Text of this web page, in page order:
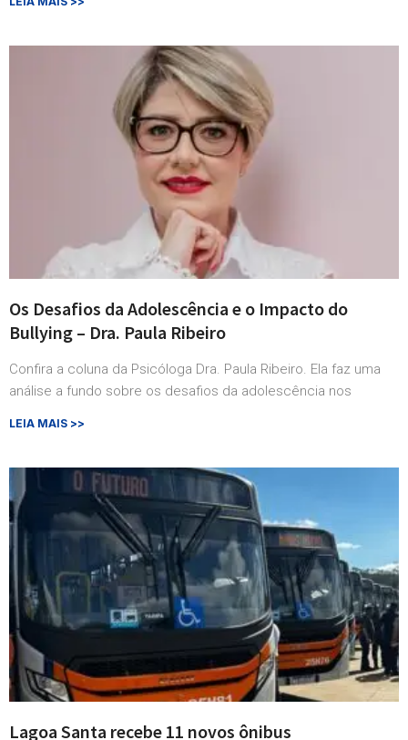
Os Desafios da Adolescência e o Impacto do
Bullying – Dra. Paula Ribeiro
Confira a coluna da Psicóloga Dra. Paula Ribeiro. Ela faz uma
análise a fundo sobre os desafios da adolescência nos
LEIA MAIS >>
Lagoa Santa recebe 11 novos ônibus